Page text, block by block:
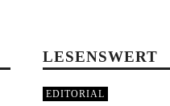
LESENSWERT
EDITORIAL